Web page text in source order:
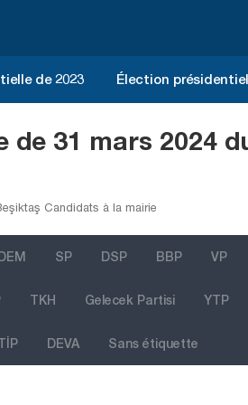
de 2023 Élection
31 mars 2024
Candidats à la mairie
SP DSP BBP VP
TKH Gelecek Partisi YTP
DEVA Sans étiquette